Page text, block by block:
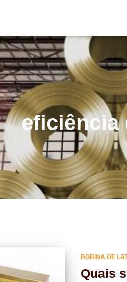
eficiência
BOBINA DE
Quais